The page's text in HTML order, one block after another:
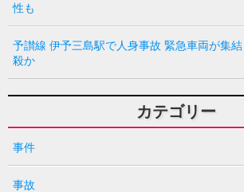
性も
予讃線 伊予三島駅で人身事故 緊急車両が集
殺か
カテゴリー
事件
事故